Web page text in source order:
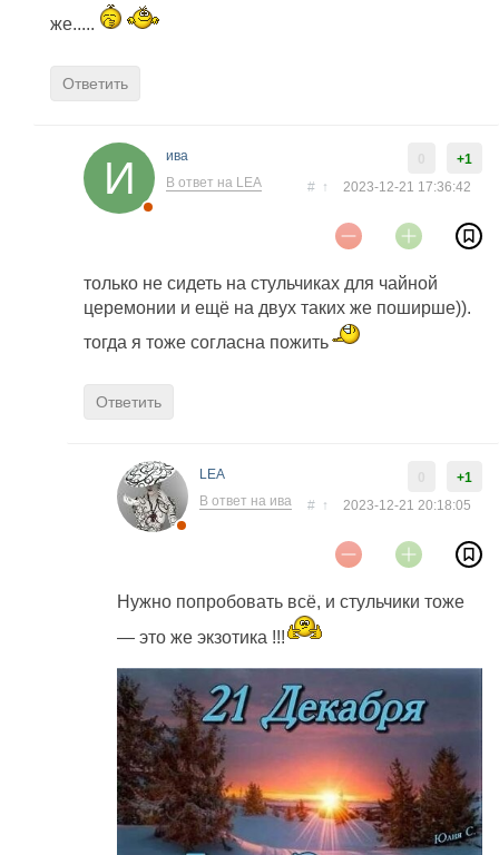
же.....
Ответить
ива
В ответ на LEA
+1
2023-12-21 17:36:42
# ↑
только не сидеть на стульчиках для чайной
церемонии и ещё на двух таких же поширше)).
тогда я тоже согласна пожить
Ответить
LEA
В ответ на ива
+1
2023-12-21 20:18:05
# ↑
Нужно попробовать всё, и стульчики тоже
— это же экзотика !!!